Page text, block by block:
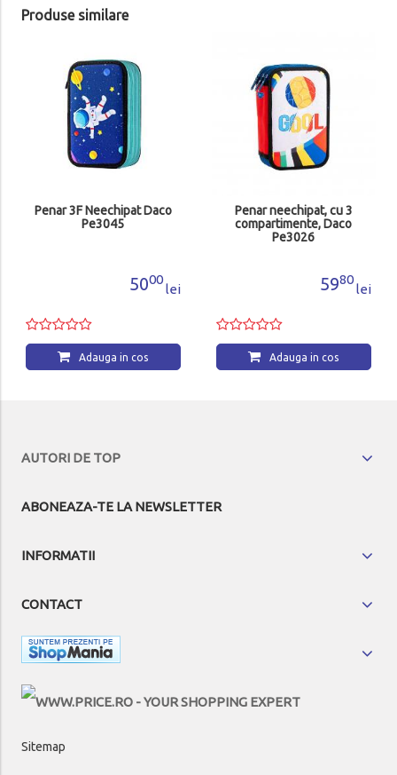
Produse similare
Penar 3F Neechipat Daco
Pe3045
5000
lei
Adauga in cos
Penar neechipat, cu 3
compartimente, Daco
Pe3026
5980
lei
Adauga in cos
AUTORI DE TOP
ABONEAZA-TE LA NEWSLETTER
INFORMATII
CONTACT
Sitemap